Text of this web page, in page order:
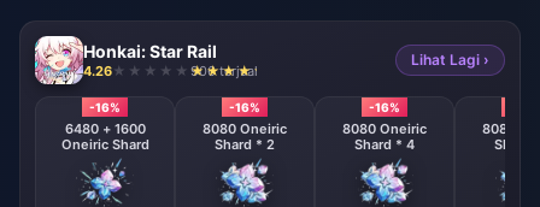
Honkai: Star Rail
4.26 906 terjual
Lihat Lagi ›
-16%
6480 + 1600
Oneiric Shard
-16%
8080 Oneiric
Shard * 2
-16%
8080 Oneiric
Shard * 4
8080
Shard